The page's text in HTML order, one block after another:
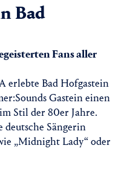
Bad
Fans aller
erlebte Bad Hofgastein
Gastein einen
Stil der 80er Jahre.
Sängerin
„Midnight Lady“ oder